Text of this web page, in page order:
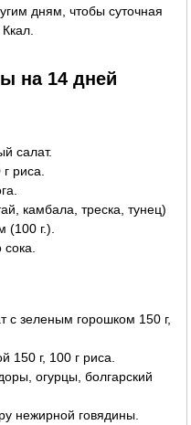
дням, чтобы суточная
на 14 дней
салат.
риса.
камбала, треска, тунец)
г.).
с зеленым горошком 150 г,
150 г, 100 г риса.
огурцы, болгарский
нежирной говядины.